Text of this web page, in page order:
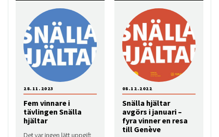
Fem vinnare i
tävlingen Snälla
hjältar
Det var ingen lätt uppgift
28.11.2023
Snälla hjältar
avgörs i januari –
fyra vinner en resa
till Genève
08.12.2022